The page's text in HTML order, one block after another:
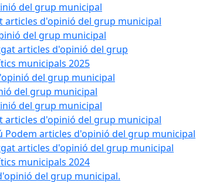
del grup municipal
articles d'opinió del grup municipal
del grup municipal
articles d'opinió del grup
municipals 2025
del grup municipal
del grup municipal
del grup municipal
articles d'opinió del grup municipal
Podem articles d'opinió del grup municipal
articles d'opinió del grup municipal
municipals 2024
del grup municipal.